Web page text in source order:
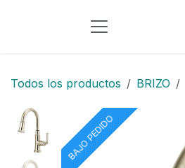
Todos los productos BRIZO
BAJO PEDIDO
BAJO PEDIDO